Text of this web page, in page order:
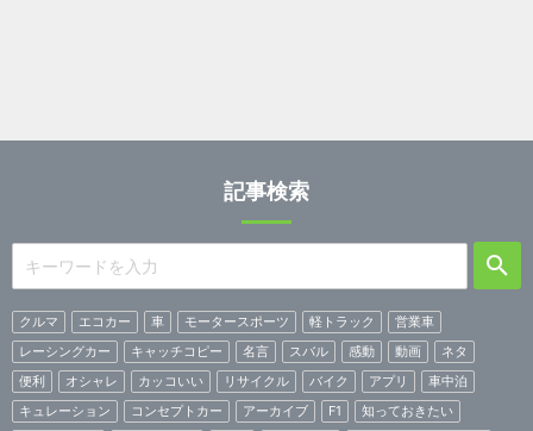
記事検索
クルマ エコカー 車 モータースポーツ 軽トラック
営業車
レーシングカー
キャッチコピー 名言 スバル 感動 動画
ネタ
便利
オシャレ カッコいい リサイクル バイク アプリ
車中泊
キュレーション
コンセプトカー アーカイブ F1
知っておきたい